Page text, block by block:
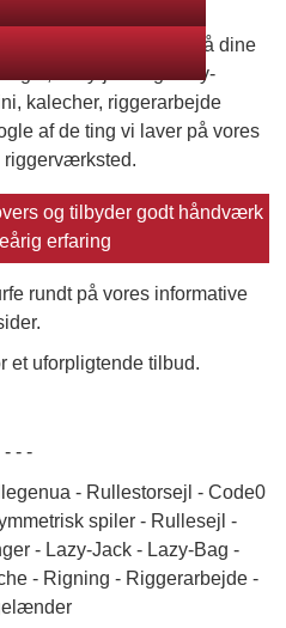
udskiftning af solkant på dine
Lazy-jack og Lazy-
kalecher, riggerarbejde
af de ting vi laver på vores
riggerværksted.
og tilbyder godt håndværk
erfaring
rundt på vores informative
et uforpligtende tilbud.
- - -
- Rullestorsejl - Code0
spiler - Rullesejl -
- Lazy-Jack - Lazy-Bag -
- Rigning - Riggerarbejde -